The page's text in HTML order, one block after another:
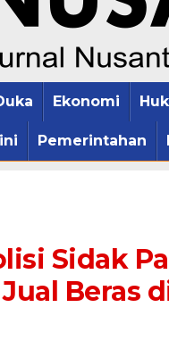
Ekonomi
Pemerintahan
Sidak
Beras